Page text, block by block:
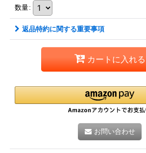
数量:
返品特約に関する重要事項
カートに入れる
お問い合わせ